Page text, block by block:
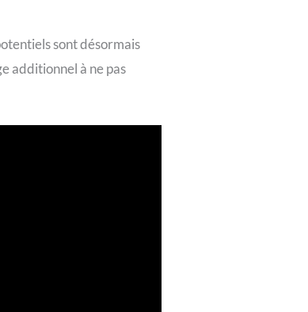
sont désormais
additionnel à ne pas